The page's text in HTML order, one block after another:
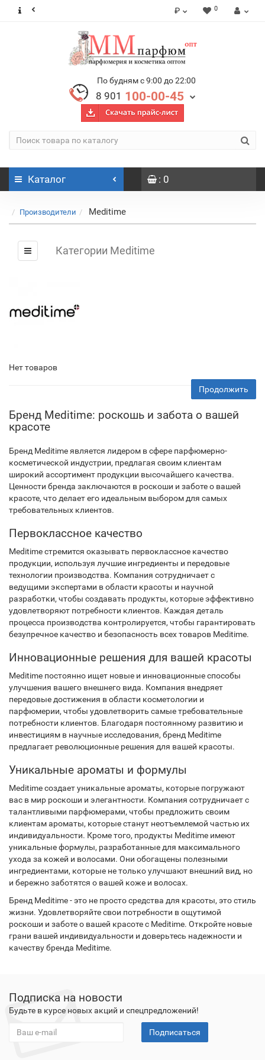
₽ 0
По будням с 9:00 до 22:00
8 901 100-00-45
Каталог : 0
Производители Meditime
Категории Meditime
Нет товаров
Продолжить
Бренд Meditime: роскошь и забота о вашей
красоте
Бренд Meditime является лидером в сфере парфюмерно-
косметической индустрии, предлагая своим клиентам
широкий ассортимент продукции высочайшего качества.
Ценности бренда заключаются в роскоши и заботе о вашей
красоте, что делает его идеальным выбором для самых
требовательных клиентов.
Первоклассное качество
Meditime стремится оказывать первоклассное качество
продукции, используя лучшие ингредиенты и передовые
технологии производства. Компания сотрудничает с
ведущими экспертами в области красоты и научной
разработки, чтобы создавать продукты, которые эффективно
удовлетворяют потребности клиентов. Каждая деталь
процесса производства контролируется, чтобы гарантировать
безупречное качество и безопасность всех товаров Meditime.
Инновационные решения для вашей красоты
Meditime постоянно ищет новые и инновационные способы
улучшения вашего внешнего вида. Компания внедряет
передовые достижения в области косметологии и
парфюмерии, чтобы удовлетворить самые требовательные
потребности клиентов. Благодаря постоянному развитию и
инвестициям в научные исследования, бренд Meditime
предлагает революционные решения для вашей красоты.
Уникальные ароматы и формулы
Meditime создает уникальные ароматы, которые погружают
вас в мир роскоши и элегантности. Компания сотрудничает с
талантливыми парфюмерами, чтобы предложить своим
клиентам ароматы, которые станут неотъемлемой частью их
индивидуальности. Кроме того, продукты Meditime имеют
уникальные формулы, разработанные для максимального
ухода за кожей и волосами. Они обогащены полезными
ингредиентами, которые не только улучшают внешний вид, но
и бережно заботятся о вашей коже и волосах.
Бренд Meditime - это не просто средства для красоты, это стиль
жизни. Удовлетворяйте свои потребности в ощутимой
роскоши и заботе о вашей красоте с Meditime. Откройте новые
грани вашей индивидуальности и доверьтесь надежности и
качеству бренда Meditime.
Подписка на новости
Будьте в курсе новых акций и спецпредложений!
Подписаться